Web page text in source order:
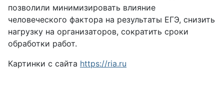
позволили минимизировать влияние
человеческого фактора на результаты ЕГЭ, снизить
нагрузку на организаторов, сократить сроки
обработки работ.
Картинки с сайта https://ria.ru